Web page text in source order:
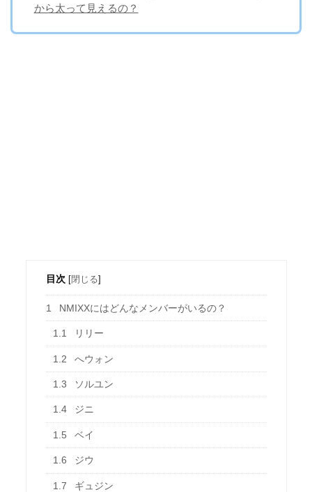
から太って見えるの？
目次 [閉じる]
1 NMIXXにはどんなメンバーがいるの？
1.1 リリー
1.2 へウォン
1.3 ソルユン
1.4 ジニ
1.5 ベイ
1.6 ジウ
1.7 ギュジン